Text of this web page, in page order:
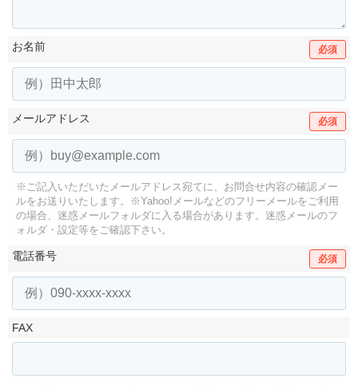
お名前 必須
メールアドレス 必須
※ご記入いただいたメールアドレス宛てに、お問合せ内容の確認メー
ルをお送りいたします。
※Yahoo!メールなどのフリーメールをご利用
の場合、迷惑メールフォルダに入る場合があります。 迷惑メールのフ
ォルダ・設定等をご確認下さい。
電話番号 必須
FAX